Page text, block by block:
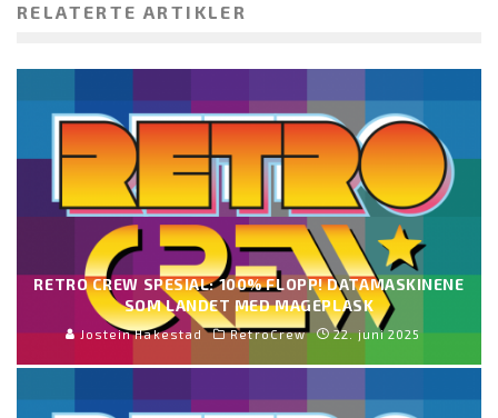
RELATERTE ARTIKLER
RETRO CREW SPESIAL: 100% FLOPP! DATAMASKINENE
SOM LANDET MED MAGEPLASK
Jostein Hakestad RetroCrew 22. juni 2025